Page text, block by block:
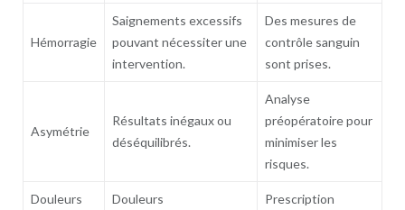
Hémorragie
Saignements excessifs
pouvant nécessiter une
intervention.
Des mesures de
contrôle sanguin
sont prises.
Asymétrie
Résultats inégaux ou
déséquilibrés.
Analyse
préopératoire pour
minimiser les
risques.
Douleurs
Douleurs
Prescription